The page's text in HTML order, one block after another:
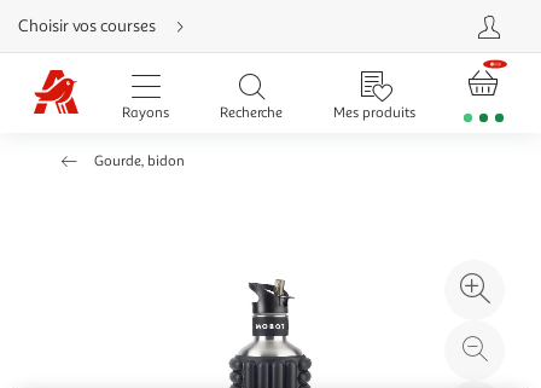
Aller
directement
au
contenu
Aller
directement
Aller
Choisir vos courses
Rayons Recherche Mes produits
Gourde, bidon